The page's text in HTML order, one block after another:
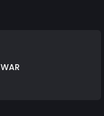
WAR